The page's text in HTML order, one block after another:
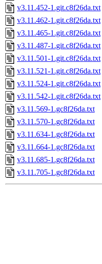
v3.11.452-1.git.c8f26da.txt
v3.11.462-1.git.c8f26da.txt
v3.11.465-1.git.c8f26da.txt
v3.11.487-1.git.c8f26da.txt
v3.11.501-1.git.c8f26da.txt
v3.11.521-1.git.c8f26da.txt
v3.11.524-1.git.c8f26da.txt
v3.11.542-1.git.c8f26da.txt
v3.11.569-1.gc8f26da.txt
v3.11.570-1.gc8f26da.txt
v3.11.634-1.gc8f26da.txt
v3.11.664-1.gc8f26da.txt
v3.11.685-1.gc8f26da.txt
v3.11.705-1.gc8f26da.txt